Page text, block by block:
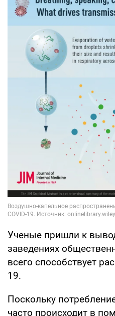
Ученые пришли к
заведениях
всего способствует
19.
Поскольку
часто происходит в